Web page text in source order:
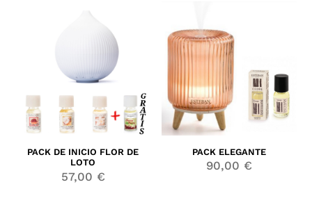
PACK DE INICIO FLOR DE
LOTO
57,00 €
PACK ELEGANTE
90,00 €